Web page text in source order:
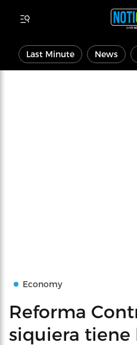
Last Minute News
Economy
Reforma
siquiera tiene